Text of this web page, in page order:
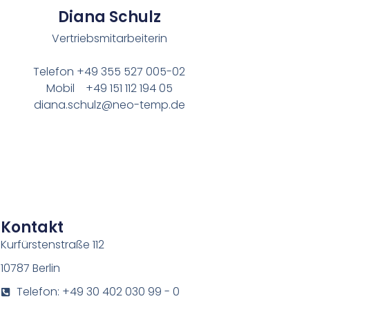
Diana Schulz
Vertriebsmitarbeiterin
Telefon +49 355 527 005-02
Mobil +49 151 112 194 05
diana.schulz@neo-temp.de
Kontakt
Kurfürstenstraße 112
10787 Berlin
Telefon: +49 30 402 030 99 - 0